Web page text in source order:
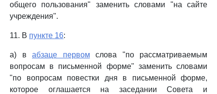
общего пользования" заменить словами "на сайте
учреждения".
11. В пункте 16:
а) в абзаце первом слова "по рассматриваемым
вопросам в письменной форме" заменить словами
"по вопросам повестки дня в письменной форме,
которое оглашается на заседании Совета и